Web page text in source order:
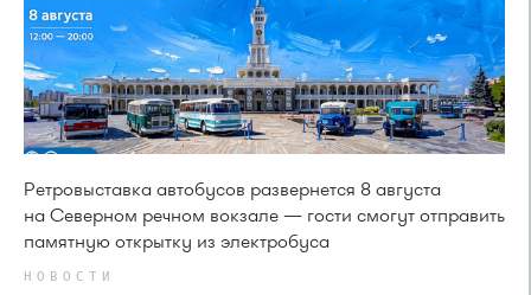
Ретровыставка автобусов развернется 8 августа
на Северном речном вокзале — гости смогут отправить
памятную открытку из электробуса
НОВОСТИ